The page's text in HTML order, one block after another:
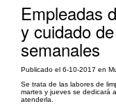
Empleadas
y cuidado
semanales
Publicado el 6-10-2017 en
Se trata de las labores de
martes y jueves se dedicará
atenderla.